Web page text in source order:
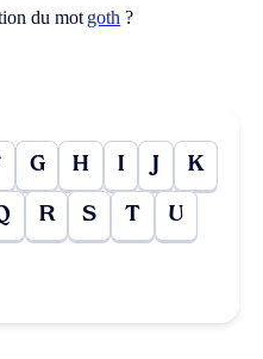
du mot goth ?
G H I J K
R S T U